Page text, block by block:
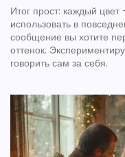
Итог прост: каждый
использовать в
сообщение вы хотите
оттенок.
говорить сам за себя.